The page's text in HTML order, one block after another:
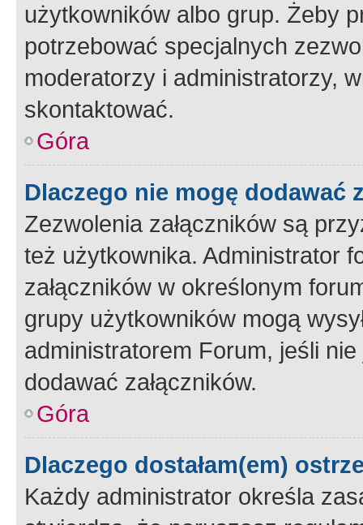
użytkowników albo grup. Żeby
potrzebować specjalnych
moderatorzy i administratorzy,
skontaktować.
Góra
Dlaczego nie mogę dodawać
Zezwolenia załączników są
też użytkownika. Administrator
załączników w określonym
grupy użytkowników mogą
administratorem Forum, jeśli
dodawać załączników.
Góra
Dlaczego dostałam(em)
Każdy administrator określa